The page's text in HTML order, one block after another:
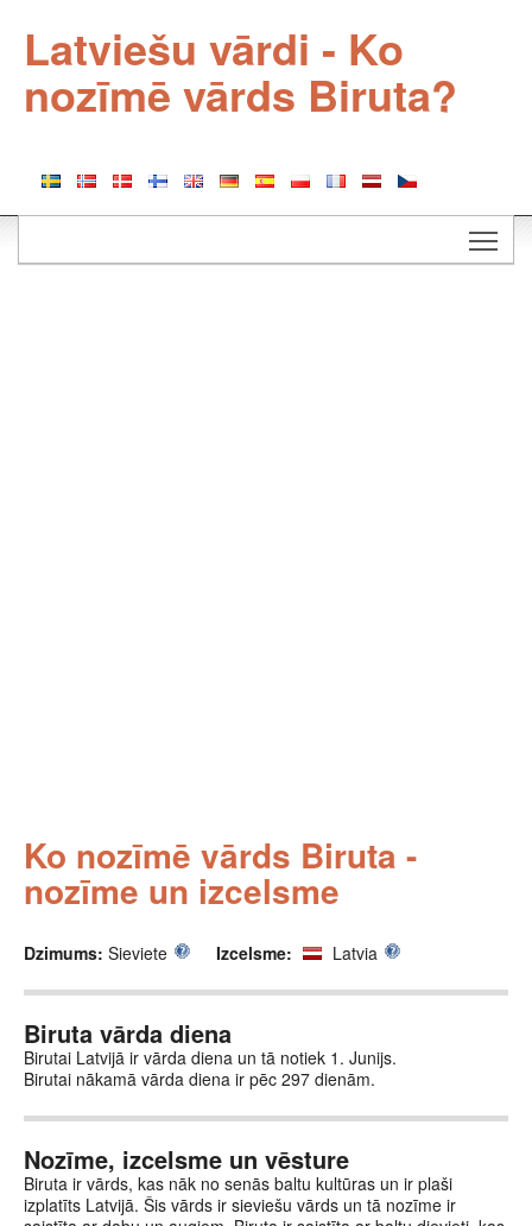
Latviešu vārdi - Ko
nozīmē vārds Biruta?
Ko nozīmē vārds Biruta -
nozīme un izcelsme
Dzimums: Sieviete Izcelsme: Latvia
Biruta vārda diena
Birutai Latvijā ir vārda diena un tā notiek 1. Junijs.
Birutai nākamā vārda diena ir pēc 297 dienām.
Nozīme, izcelsme un vēsture
Biruta ir vārds, kas nāk no senās baltu kultūras un ir plaši
izplatīts Latvijā. Šis vārds ir sieviešu vārds un tā nozīme ir